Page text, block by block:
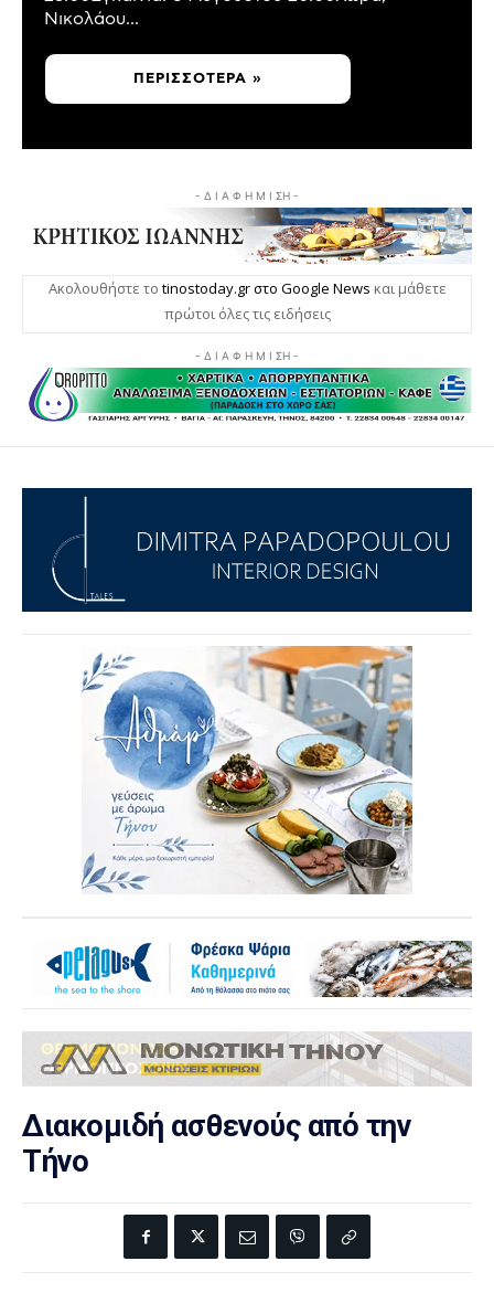
Νικολάου...
ΠΕΡΙΣΣΌΤΕΡΑ »
- Δ Ι Α Φ Η Μ Ι ΣΗ -
Ακολουθήστε το tinostoday.gr στο Google News και μάθετε
πρώτοι όλες τις ειδήσεις
- Δ Ι Α Φ Η Μ Ι ΣΗ -